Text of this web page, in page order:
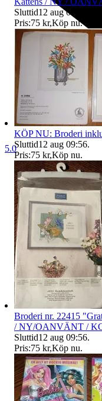
5.0
Sluttid12 aug 09:55
Pris:75 kr,Köp nu.
KÖP NU: Broderi
Sluttid12 aug 09:56.
Pris:75 kr,Köp nu.
Broderi nr. 22415
/ NY/OANVÄNT /
Sluttid12 aug 09:56.
Pris:75 kr,Köp nu.